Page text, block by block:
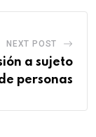
NEXT POST
a sujeto
personas